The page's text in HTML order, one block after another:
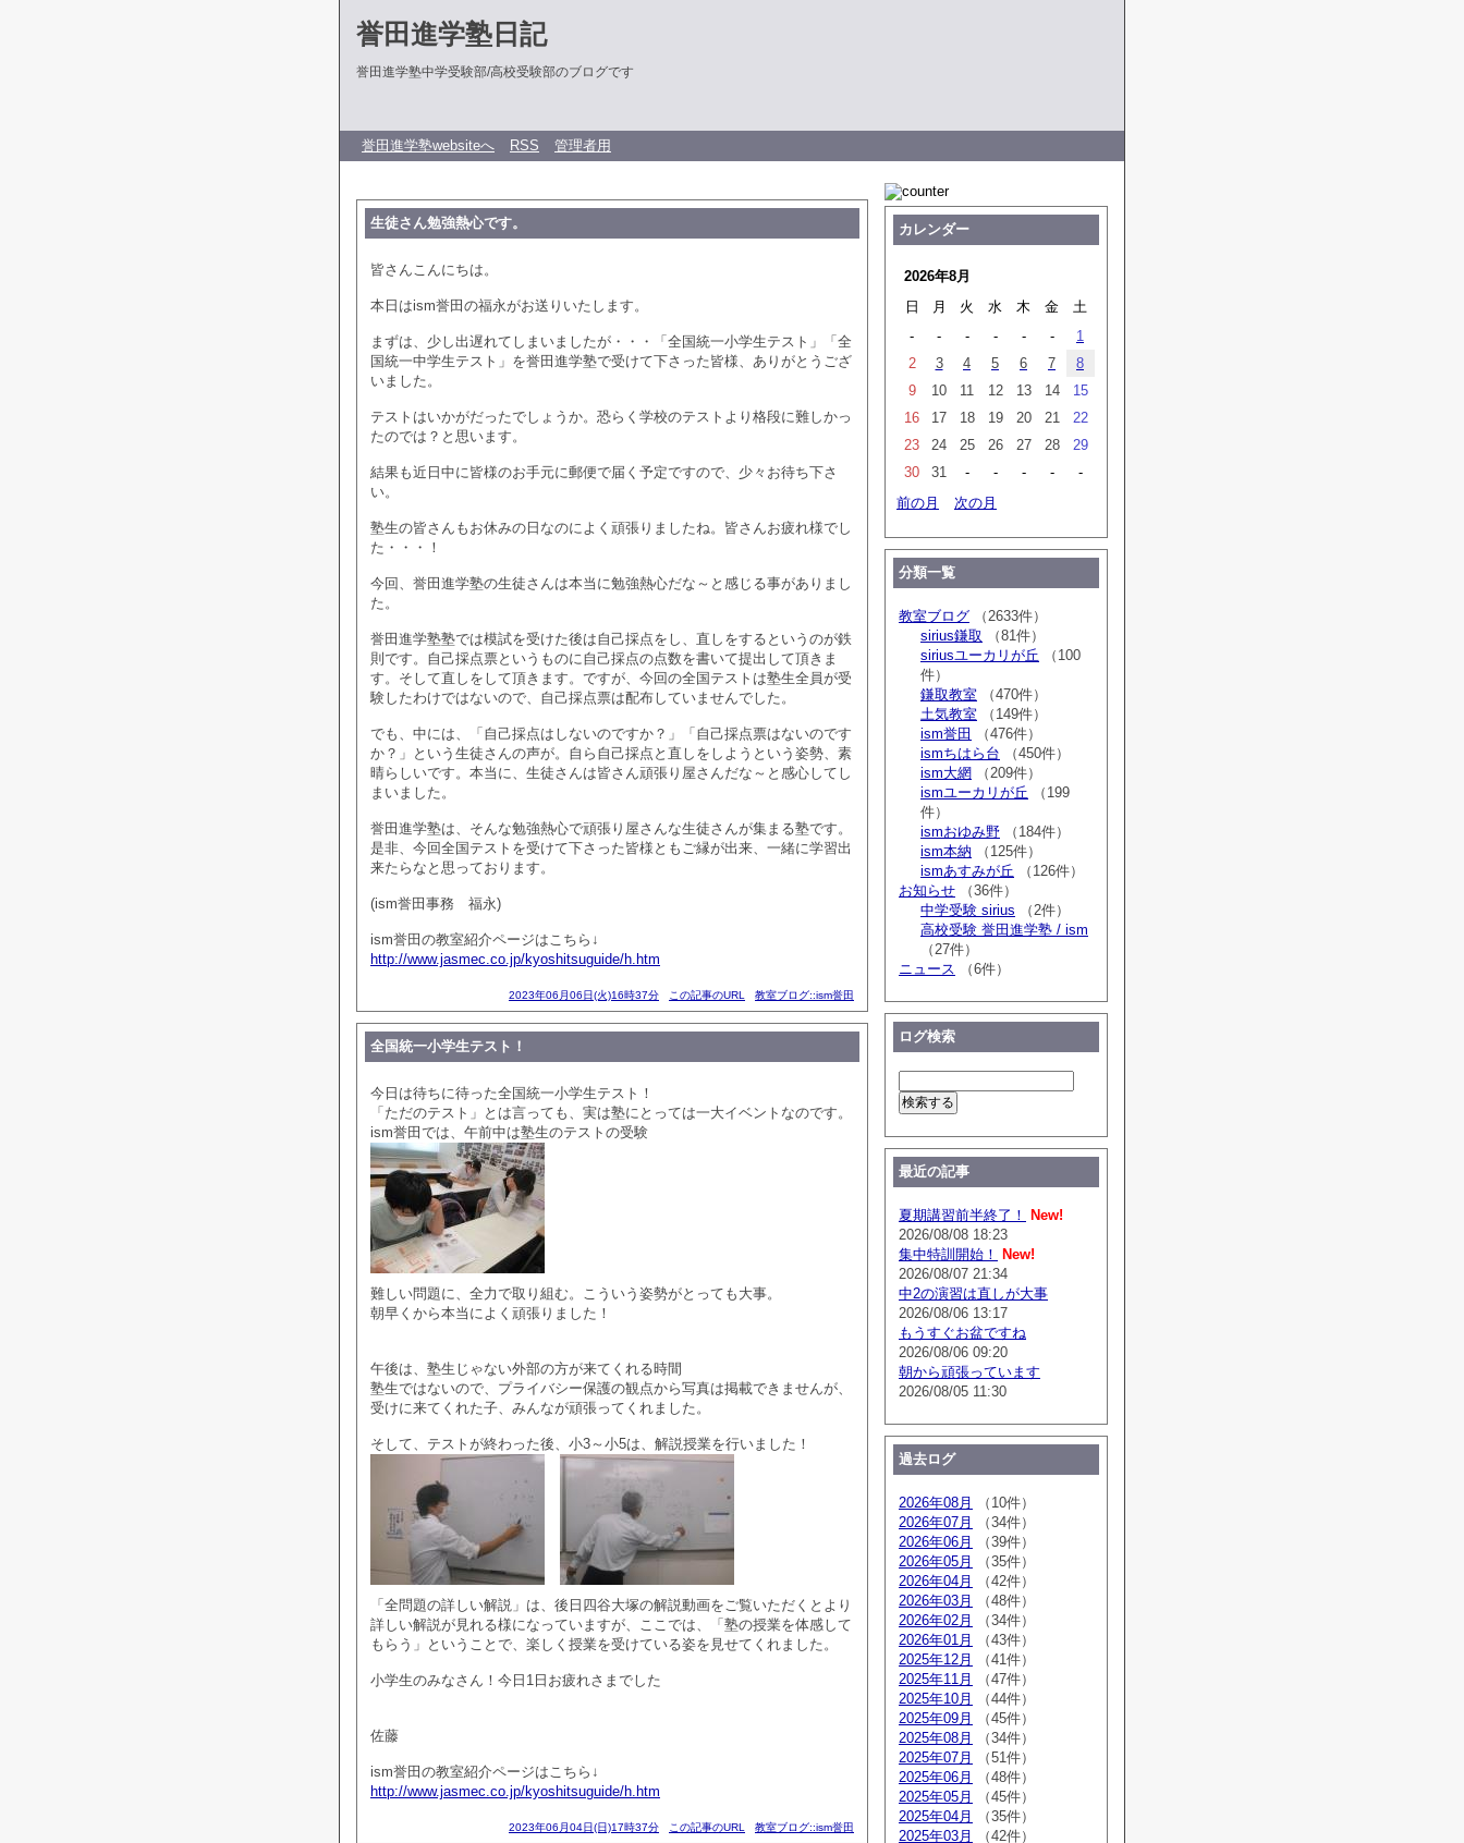
誉田進学塾日記
誉田進学塾中学受験部/高校受験部のブログです
誉田進学塾websiteへ RSS 管理者用
生徒さん勉強熱心です。
皆さんこんにちは。
本日はism誉田の福永がお送りいたします。
まずは、少し出遅れてしまいましたが・・・「全国統一小学生テスト」「全
国統一中学生テスト」を誉田進学塾で受けて下さった皆様、ありがとうござ
いました。
テストはいかがだったでしょうか。恐らく学校のテストより格段に難しかっ
たのでは？と思います。
結果も近日中に皆様のお手元に郵便で届く予定ですので、少々お待ち下さ
い。
塾生の皆さんもお休みの日なのによく頑張りましたね。皆さんお疲れ様でし
た・・・！
今回、誉田進学塾の生徒さんは本当に勉強熱心だな～と感じる事がありまし
た。
誉田進学塾塾では模試を受けた後は自己採点をし、直しをするというのが鉄
則です。自己採点票というものに自己採点の点数を書いて提出して頂きま
す。そして直しをして頂きます。ですが、今回の全国テストは塾生全員が受
験したわけではないので、自己採点票は配布していませんでした。
でも、中には、「自己採点はしないのですか？」「自己採点票はないのです
か？」という生徒さんの声が。自ら自己採点と直しをしようという姿勢、素
晴らしいです。本当に、生徒さんは皆さん頑張り屋さんだな～と感心してし
まいました。
誉田進学塾は、そんな勉強熱心で頑張り屋さんな生徒さんが集まる塾です。
是非、今回全国テストを受けて下さった皆様ともご縁が出来、一緒に学習出
来たらなと思っております。
(ism誉田事務 福永)
ism誉田の教室紹介ページはこちら↓
http://www.jasmec.co.jp/kyoshitsuguide/h.htm
2023年06月06日(火)16時37分 この記事のURL 教室ブログ::ism誉田
全国統一小学生テスト！
今日は待ちに待った全国統一小学生テスト！
「ただのテスト」とは言っても、実は塾にとっては一大イベントなのです。
ism誉田では、午前中は塾生のテストの受験
難しい問題に、全力で取り組む。こういう姿勢がとっても大事。
朝早くから本当によく頑張りました！
午後は、塾生じゃない外部の方が来てくれる時間
塾生ではないので、プライバシー保護の観点から写真は掲載できませんが、
受けに来てくれた子、みんなが頑張ってくれました。
そして、テストが終わった後、小3～小5は、解説授業を行いました！
「全問題の詳しい解説」は、後日四谷大塚の解説動画をご覧いただくとより
詳しい解説が見れる様になっていますが、ここでは、「塾の授業を体感して
もらう」ということで、楽しく授業を受けている姿を見せてくれました。
小学生のみなさん！今日1日お疲れさまでした
佐藤
ism誉田の教室紹介ページはこちら↓
http://www.jasmec.co.jp/kyoshitsuguide/h.htm
2023年06月04日(日)17時37分 この記事のURL 教室ブログ::ism誉田
カレンダー
2026年8月
日
月 火 水 木 金
土
-
- - - - -
1
2
3 4 5 6 7
8
9
10 11 12 13 14
15
16
17 18 19 20 21
22
23
24 25 26 27 28
29
30
31 - - - -
-
前の月
次の月
分類一覧
教室ブログ （2633件）
sirius鎌取 （81件）
siriusユーカリが丘 （100
件）
鎌取教室 （470件）
土気教室 （149件）
ism誉田
（476件）
ismちはら台 （450件）
ism大網 （209件）
ismユーカリが丘 （199
件）
ismおゆみ野 （184件）
ism本納 （125件）
ismあすみが丘 （126件）
お知らせ （36件）
中学受験 sirius （2件）
高校受験 誉田進学塾 / ism
（27件）
ニュース （6件）
ログ検索
最近の記事
夏期講習前半終了！
New!
2026/08/08 18:23
集中特訓開始！
New!
2026/08/07 21:34
中2の演習は直しが大事
2026/08/06 13:17
もうすぐお盆ですね
2026/08/06 09:20
朝から頑張っています
2026/08/05 11:30
過去ログ
2026年08月
（10件）
2026年07月
（34件）
2026年06月
（39件）
2026年05月
（35件）
2026年04月
（42件）
2026年03月
（48件）
2026年02月
（34件）
2026年01月
（43件）
2025年12月
（41件）
2025年11月
（47件）
2025年10月
（44件）
2025年09月
（45件）
2025年08月
（34件）
2025年07月
（51件）
2025年06月
（48件）
2025年05月
（45件）
2025年04月
（35件）
2025年03月
（42件）